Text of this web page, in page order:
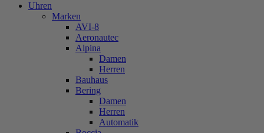
Uhren
Marken
AVI-8
Aeronautec
Alpina
Damen
Herren
Bauhaus
Bering
Damen
Herren
Automatik